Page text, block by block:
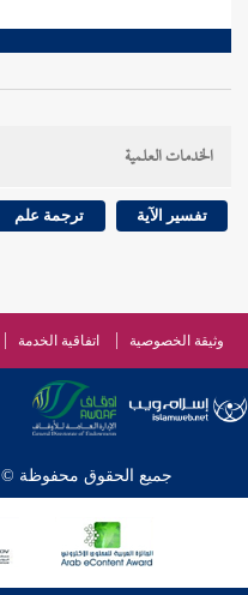
الخدمات العلمية
تفسير الآية ترجمة علم
وثيقة الخصوصية اتفاقية الخدمة
جميع الحقوق محفوظة © 2026 - 1998 لشبكة إسلام ويب